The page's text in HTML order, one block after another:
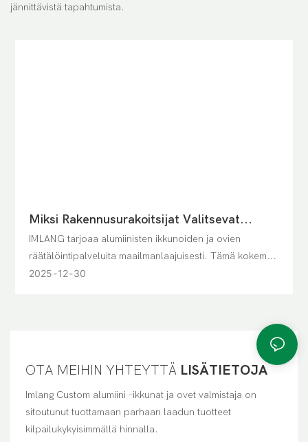
jännittävistä tapahtumista.
Miksi Rakennusurakoitsijat Valitsevat
IMLANG-Alumiini-Ikkunan Ja -oven
IMLANG tarjoaa alumiinisten ikkunoiden ja ovien
räätälöintipalveluita maailmanlaajuisesti. Tämä kokemus
altistaa yrityksen erilaisille ilmastoille, määräyksille ja
2025 12 30
OTA MEIHIN YHTEYTTÄ LISÄTIETOJA
Imlang Custom alumiini -ikkunat ja ovet valmistaja on
sitoutunut tuottamaan parhaan laadun tuotteet
kilpailukykyisimmällä hinnalla.